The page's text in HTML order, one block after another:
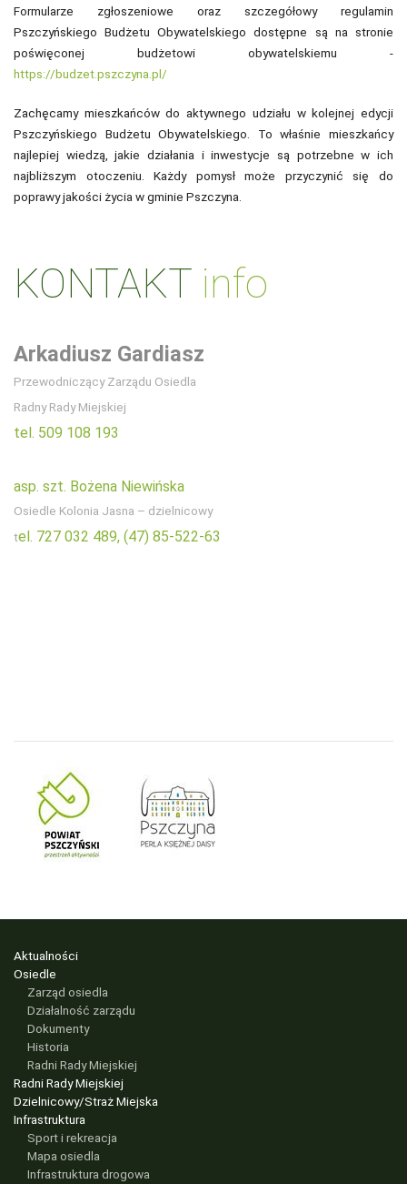
Formularze zgłoszeniowe oraz szczegółowy regulamin
Pszczyńskiego Budżetu Obywatelskiego dostępne są na stronie
poświęconej budżetowi obywatelskiemu -
https://budzet.pszczyna.pl/
Zachęcamy mieszkańców do aktywnego udziału w kolejnej edycji
Pszczyńskiego Budżetu Obywatelskiego. To właśnie mieszkańcy
najlepiej wiedzą, jakie działania i inwestycje są potrzebne w ich
najbliższym otoczeniu. Każdy pomysł może przyczynić się do
poprawy jakości życia w gminie Pszczyna.
KONTAKT info
Arkadiusz Gardiasz
Przewodniczący Zarządu Osiedla
Radny Rady Miejskiej
tel. 509 108 193
asp. szt. Bożena Niewińska
Osiedle Kolonia Jasna – dzielnicowy
tel. 727 032 489, (47) 85-522-63
Aktualności
Osiedle
Zarząd osiedla
Działalność zarządu
Dokumenty
Historia
Radni Rady Miejskiej
Radni Rady Miejskiej
Dzielnicowy/Straż Miejska
Infrastruktura
Sport i rekreacja
Mapa osiedla
Infrastruktura drogowa